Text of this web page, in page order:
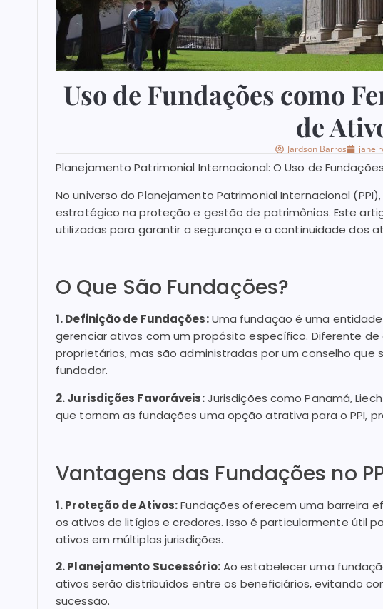
Uso de Fundações como
de
Jardson Barros
Planejamento Patrimonial Internacional: O Uso de
No universo do Planejamento Patrimonial Internacional
estratégico na proteção e gestão de patrimônios. Este
utilizadas para garantir a segurança e a continuidade dos
O Que São Fundações?
1. Definição de Fundações:Uma fundação é uma
gerenciar ativos com um propósito específico. Diferente
proprietários, mas são administradas por um conselho
fundador.
2. Jurisdições Favoráveis:Jurisdições como Panamá,
que tornam as fundações uma opção atrativa para o PPI,
Vantagens das Fundações no
1. Proteção de Ativos:Fundações oferecem uma barreira
os ativos de litígios e credores. Isso é particularmente útil
ativos em múltiplas jurisdições.
2. Planejamento Sucessório:Ao estabelecer uma
ativos serão distribuídos entre os beneficiários, evitando
sucessão.